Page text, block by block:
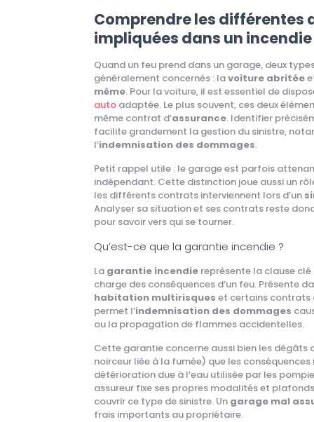
Comprendre les différentes
impliquées dans un
Quand un feu prend dans un garage, deux
généralement concernés : lavoiture abritée
même. Pour la voiture, il est essentiel de
auto adaptée. Le plus souvent, ces deux
même contrat d’assurance. Identifier
facilite grandement la gestion du sinistre,
l’indemnisation des dommages.
Petit rappel utile : le garage est parfois
indépendant. Cette distinction joue aussi un
les différents contrats interviennent lors d’un
Analyser sa situation et ses contrats reste
pour savoir vers qui se tourner.
Qu’est-ce que la garantie incendie ?
La garantie incendie représente la clause
charge des conséquences d’un feu. Présente
habitation multirisques et certains contrats
permet l’indemnisation des dommages
ou la propagation de flammes accidentelles.
Cette garantie concerne aussi bien les
noirceur liée à la fumée) que les
détérioration due à l’eau utilisée par les
assureur fixe ses propres modalités et plafonds
couvrir ce type de sinistre. Un garage mal
frais importants au propriétaire.